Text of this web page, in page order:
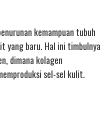
kemampuan tubuh
yang baru. Hal ini timbulnya
dimana kolagen
sel-sel kulit.